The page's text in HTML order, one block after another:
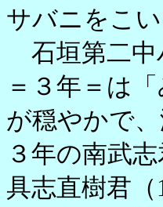
サバニをこい
石垣第二中
＝３年＝は
が穏やかで
３年の南武
具志直樹君